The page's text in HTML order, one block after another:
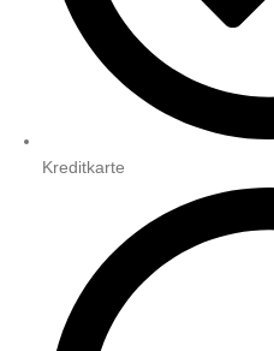
Kreditkarte